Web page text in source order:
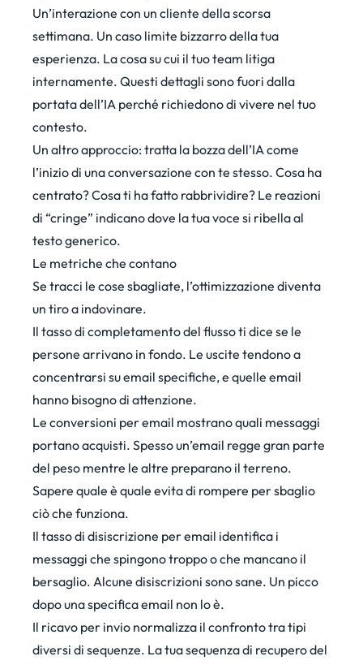
Un’interazione con un cliente della scorsa
settimana. Un caso limite bizzarro della tua
esperienza. La cosa su cui il tuo team litiga
internamente. Questi dettagli sono fuori dalla
portata dell’IA perché richiedono di vivere nel tuo
contesto.
Un altro approccio: tratta la bozza dell’IA come
l’inizio di una conversazione con te stesso. Cosa ha
centrato? Cosa ti ha fatto rabbrividire? Le reazioni
di “cringe” indicano dove la tua voce si ribella al
testo generico.
Le metriche che contano
Se tracci le cose sbagliate, l’ottimizzazione diventa
un tiro a indovinare.
Il tasso di completamento del flusso ti dice se le
persone arrivano in fondo. Le uscite tendono a
concentrarsi su email specifiche, e quelle email
hanno bisogno di attenzione.
Le conversioni per email mostrano quali messaggi
portano acquisti. Spesso un’email regge gran parte
del peso mentre le altre preparano il terreno.
Sapere quale è quale evita di rompere per sbaglio
ciò che funziona.
Il tasso di disiscrizione per email identifica i
messaggi che spingono troppo o che mancano il
bersaglio. Alcune disiscrizioni sono sane. Un picco
dopo una specifica email non lo è.
Il ricavo per invio normalizza il confronto tra tipi
diversi di sequenze. La tua sequenza di recupero del